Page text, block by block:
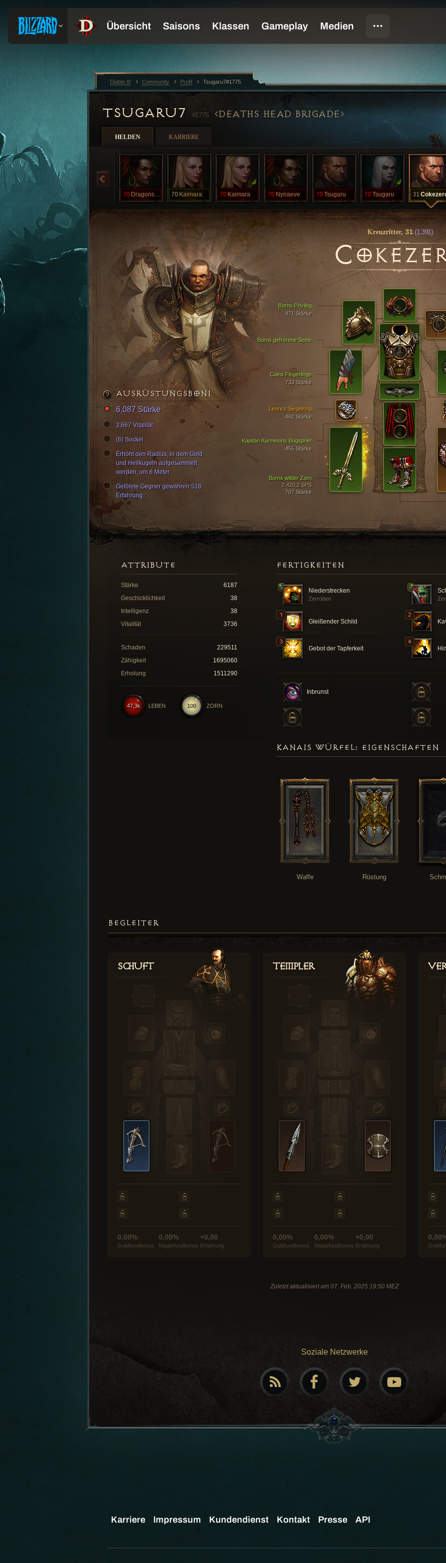
TSUGARU7 #1775 DEATHS HEAD BRIGADE
HELDEN KARRIERE
70 Dragonscale 70 Kaimara 70 Kaimara 70 Nynaeve 70Tsugaru 70Tsugaru 31
Kreuzritter,31 (1.391)
C
Borns gefrorene Seele
Cains Fingerlinge
733 Stärke
Borns Privileg
471 Stärke
Kapitän Karmesins Bugspriet
455 Stärke
Borns wilder Zorn
2.420,2 SPS
707 Stärke
Leorics Siegelring
462 Stärke
AUSRÜSTUNGSBONI
6,087 Stärke
3,667 Vitalität
(6) Sockel
Erhöht den Radius, in dem Gold
und Heilkugeln aufgesammelt
werden, um 6 Meter
Getötete Gegner gewähren 518
Erfahrung
FERTIGKEITEN
Niederstrecken
Zerrütten
Gleißender Schild
Gebot der Tapferkeit
Inbrunst
ATTRIBUTE
Stärke
6187
Geschicklichkeit
38
Intelligenz
38
Vitalität
3736
Schaden
229511
Zähigkeit
1695060
Erholung
1511290
100 ZORN
47,3k LEBEN
KANAIS WÜRFEL: EIGENSCHAFTEN
Waffe Rüstung
BEGLEITER
Schuft
0,00%
Goldfundbonus
0,00%
Magiefundbonus
+0,00
Erfahrung
Templer
0,00%
Goldfundbonus
0,00%
Magiefundbonus
+0,00
Erfahrung
Zuletzt aktualisiert am 07. Feb. 2025 19:50 MEZ
Soziale Netzwerke
Diablo III Community Profil Tsugaru7#1775